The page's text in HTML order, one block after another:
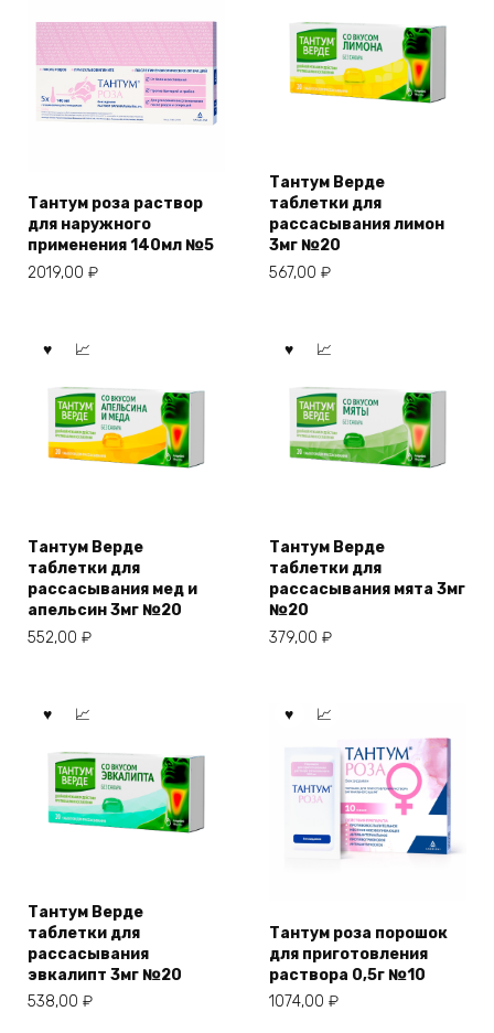
Тантум роза раствор
для наружного
применения 140мл №5
2019,00 ₽
Тантум Верде
таблетки для
рассасывания лимон
3мг №20
567,00 ₽
Тантум Верде
таблетки для
рассасывания мед и
апельсин 3мг №20
552,00 ₽
Тантум Верде
таблетки для
рассасывания мята 3мг
№20
379,00 ₽
Тантум Верде
таблетки для
рассасывания
эвкалипт 3мг №20
538,00 ₽
Тантум роза порошок
для приготовления
раствора 0,5г №10
1074,00 ₽